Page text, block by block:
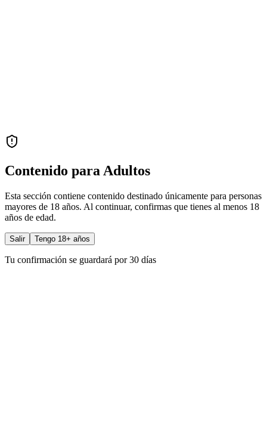
Contenido para Adultos
Esta sección contiene contenido destinado únicamente para personas
mayores de 18 años. Al continuar, confirmas que tienes al menos 18
años de edad.
Salir Tengo 18+ años
Tu confirmación se guardará por 30 días